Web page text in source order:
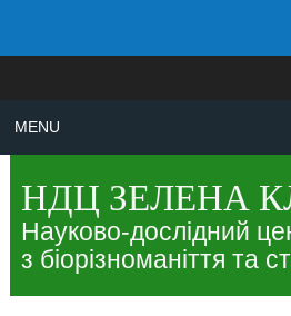
MENU
НДЦ ЗЕЛЕНА
Науково-дослідний
з біорізноманіття та